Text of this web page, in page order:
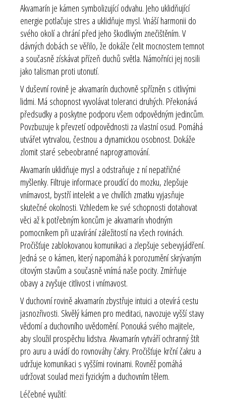
Akvamarín je kámen symbolizující odvahu. Jeho uklidňující
energie potlačuje stres a uklidňuje mysl. Vnáší harmonii do
svého okolí a chrání před jeho škodlivým znečištěním. V
dávných dobách se věřilo, že dokáže čelit mocnostem temnot
a současně získávat přízeň duchů světla. Námořníci jej nosili
jako talisman proti utonutí.
V duševní rovině je akvamarín duchovně spřízněn s citlivými
lidmi. Má schopnost vyvolávat toleranci druhých. Překonává
předsudky a poskytne podporu všem odpovědným jedincům.
Povzbuzuje k převzetí odpovědnosti za vlastní osud. Pomáhá
utvářet vytrvalou, čestnou a dynamickou osobnost. Dokáže
zlomit staré sebeobranné naprogramování.
Akvamarín uklidňuje mysl a odstraňuje z ní nepatřičné
myšlenky. Filtruje informace proudící do mozku, zlepšuje
vnímavost, bystří intelekt a ve chvílích zmatku vyjasňuje
skutečné okolnosti. Vzhledem ke své schopnosti dotahovat
věci až k potřebným koncům je akvamarín vhodným
pomocníkem při uzavírání záležitostí na všech rovinách.
Pročišťuje zablokovanou komunikaci a zlepšuje sebevyjádření.
Jedná se o kámen, který napomáhá k porozumění skrývaným
citovým stavům a současně vnímá naše pocity. Zmírňuje
obavy a zvyšuje citlivost i vnímavost.
V duchovní rovině akvamarín zbystřuje intuici a otevírá cestu
jasnozřivosti. Skvělý kámen pro meditaci, navozuje vyšší stavy
vědomí a duchovního uvědomění. Ponouká svého majitele,
aby sloužil prospěchu lidstva. Akvamarín vytváří ochranný štít
pro auru a uvádí do rovnováhy čakry. Pročišťuje krční čakru a
udržuje komunikaci s vyššími rovinami. Rovněž pomáhá
udržovat soulad mezi fyzickým a duchovním tělem.
Léčebné využití: